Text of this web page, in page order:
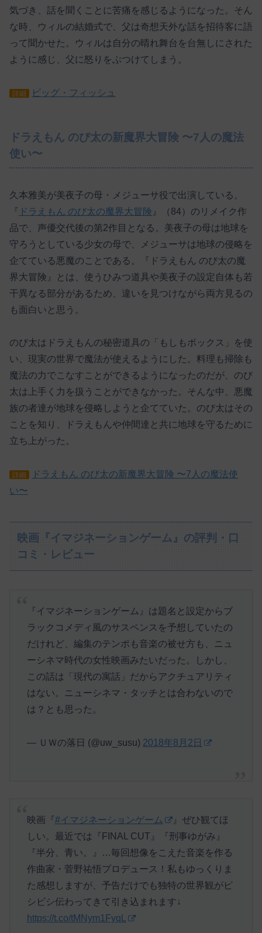
気づき、話を聞くことに苦痛を感じるようになった。そん
な時、ウィルの結婚式で、父は奇想天外な話を招待客に語
って聞かせた。ウィルは自分の晴れ舞台を台無しにされた
ように感じ、父に怒りをぶつけてしまう。
詳細 ビッグ・フィッシュ
ドラえもん のび太の新魔界大冒険 〜7人の魔法
使い〜
久本雅美が美夜子の母・メジューサ役で出演している。
『 ドラえもん のび太の魔界大冒険 』（84）のリメイク作
品で、声優交代後の第2作目となる。美夜子の母は地球を
守ろうとしている少女の母で、メジューサは地球の侵略を
企てている悪魔のことである。『ドラえもん のび太の魔
界大冒険』とは、使うひみつ道具や美夜子の設定自体も若
干異なる部分があるため、違いを見つけながら両方見るの
も面白いと思う。
のび太はドラえもんの秘密道具の「もしもボックス」を使
い、現実の世界で魔法が使えるようにした。料理も掃除も
魔法の力でこなすことができるようになったのだが、のび
太は上手く力を扱うことができなかった。そんな中、悪魔
族の者達が地球を侵略しようと企てていた。のび太はその
ことを知り、ドラえもんや仲間達と共に地球を守るために
立ち上がった。
詳細
ドラえもん のび太の新魔界大冒険 〜7人の魔法使
い〜
映画『イマジネーションゲーム』の評判・口
コミ・レビュー
『イマジネーションゲーム』は題名と設定からブ
ラックコメディ風のサスペンスを予想していたの
だけれど、編集のテンポも音楽の被せ方も、ニュ
ーシネマ時代の女性映画みたいだった。しかし、
この話は「現代の寓話」だからアクチュアリティ
はない。ニューシネマ・タッチとは合わないので
は？とも思った。
— ＵＷの落日 (@uw_susu) 2018年8月2日
映画『#イマジネーションゲーム
』ぜひ観てほ
しい。最近では『FINAL CUT』『刑事ゆがみ』
『半分、青い。』…毎回想像をこえた音楽を作る
作曲家・菅野祐悟プロデュース！私もゆっくりま
た感想しますが、予告だけでも独特の世界観がビ
シビシ伝わってきて引き込まれます↓
https://t.co/tMNym1FyqL